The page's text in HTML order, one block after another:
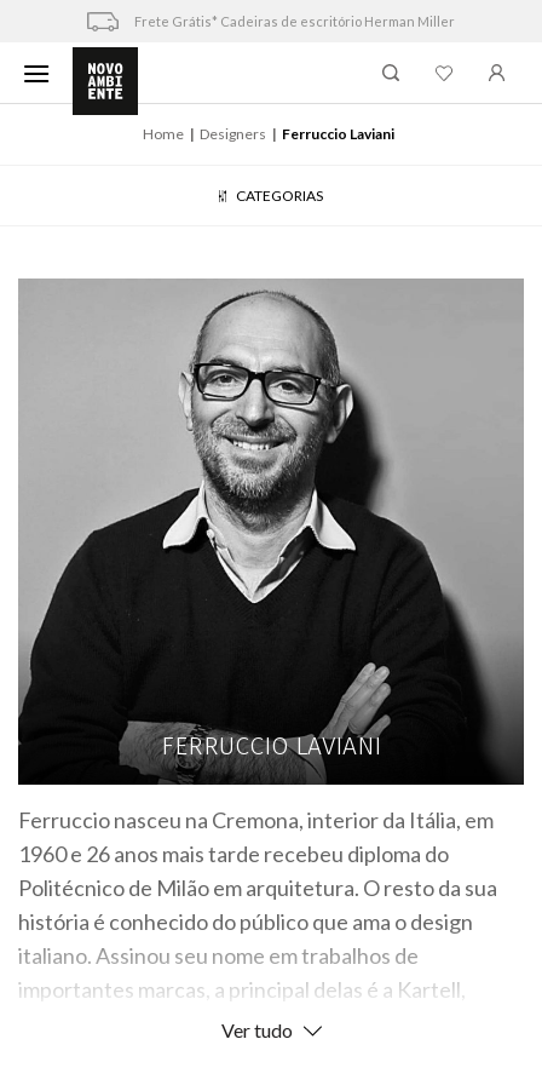
content
Frete Grátis* Cadeiras de escritório Herman Miller
Home Designers Ferruccio Laviani
CATEGORIAS
FERRUCCIO LAVIANI
Ferruccio nasceu na Cremona, interior da Itália, em
1960 e 26 anos mais tarde recebeu diploma do
Politécnico de Milão em arquitetura. O resto da sua
história é conhecido do público que ama o design
italiano. Assinou seu nome em trabalhos de
importantes marcas, a principal delas é a Kartell,
empresa para a qual atua como diretor artístico há
Ver tudo